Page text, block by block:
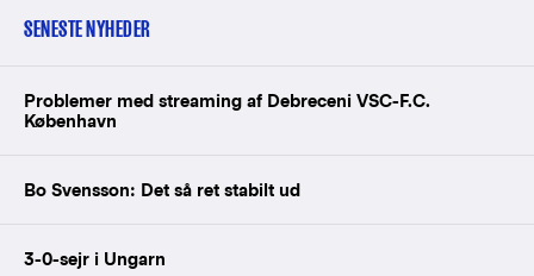
SENESTE NYHEDER
Problemer med streaming af Debreceni VSC-F.C.
København
Bo Svensson: Det så ret stabilt ud
3-0-sejr i Ungarn